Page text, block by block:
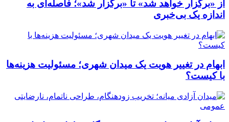
از «برگزار خواهد شد» تا «برگزار شد»؛ فاصله‌ای به
اندازه یک بی‌خبری
ابهام در تغییر هویت یک میدان شهری؛ مسئولیت هزینه‌ها
با کیست؟